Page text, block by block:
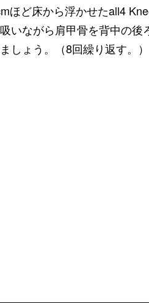
ほど床から浮かせたall4
いながら肩甲骨を背中の後
しょう。（8回繰り返す。）